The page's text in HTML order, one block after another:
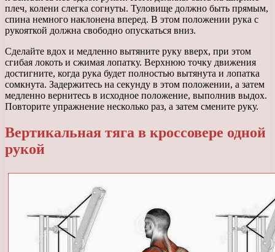
плеч, колени слегка согнуты. Туловище должно быть прямым,
спина немного наклонена вперед. В этом положении рука с
рукояткой должна свободно опускаться вниз.
Сделайте вдох и медленно вытяните руку вверх, при этом
сгибая локоть и сжимая лопатку. Верхнюю точку движения
достигните, когда рука будет полностью вытянута и лопатка
сомкнута. Задержитесь на секунду в этом положении, а затем
медленно вернитесь в исходное положение, выполнив выдох.
Повторите упражнение несколько раз, а затем смените руку.
Вертикальная тяга в кроссовере одной
рукой